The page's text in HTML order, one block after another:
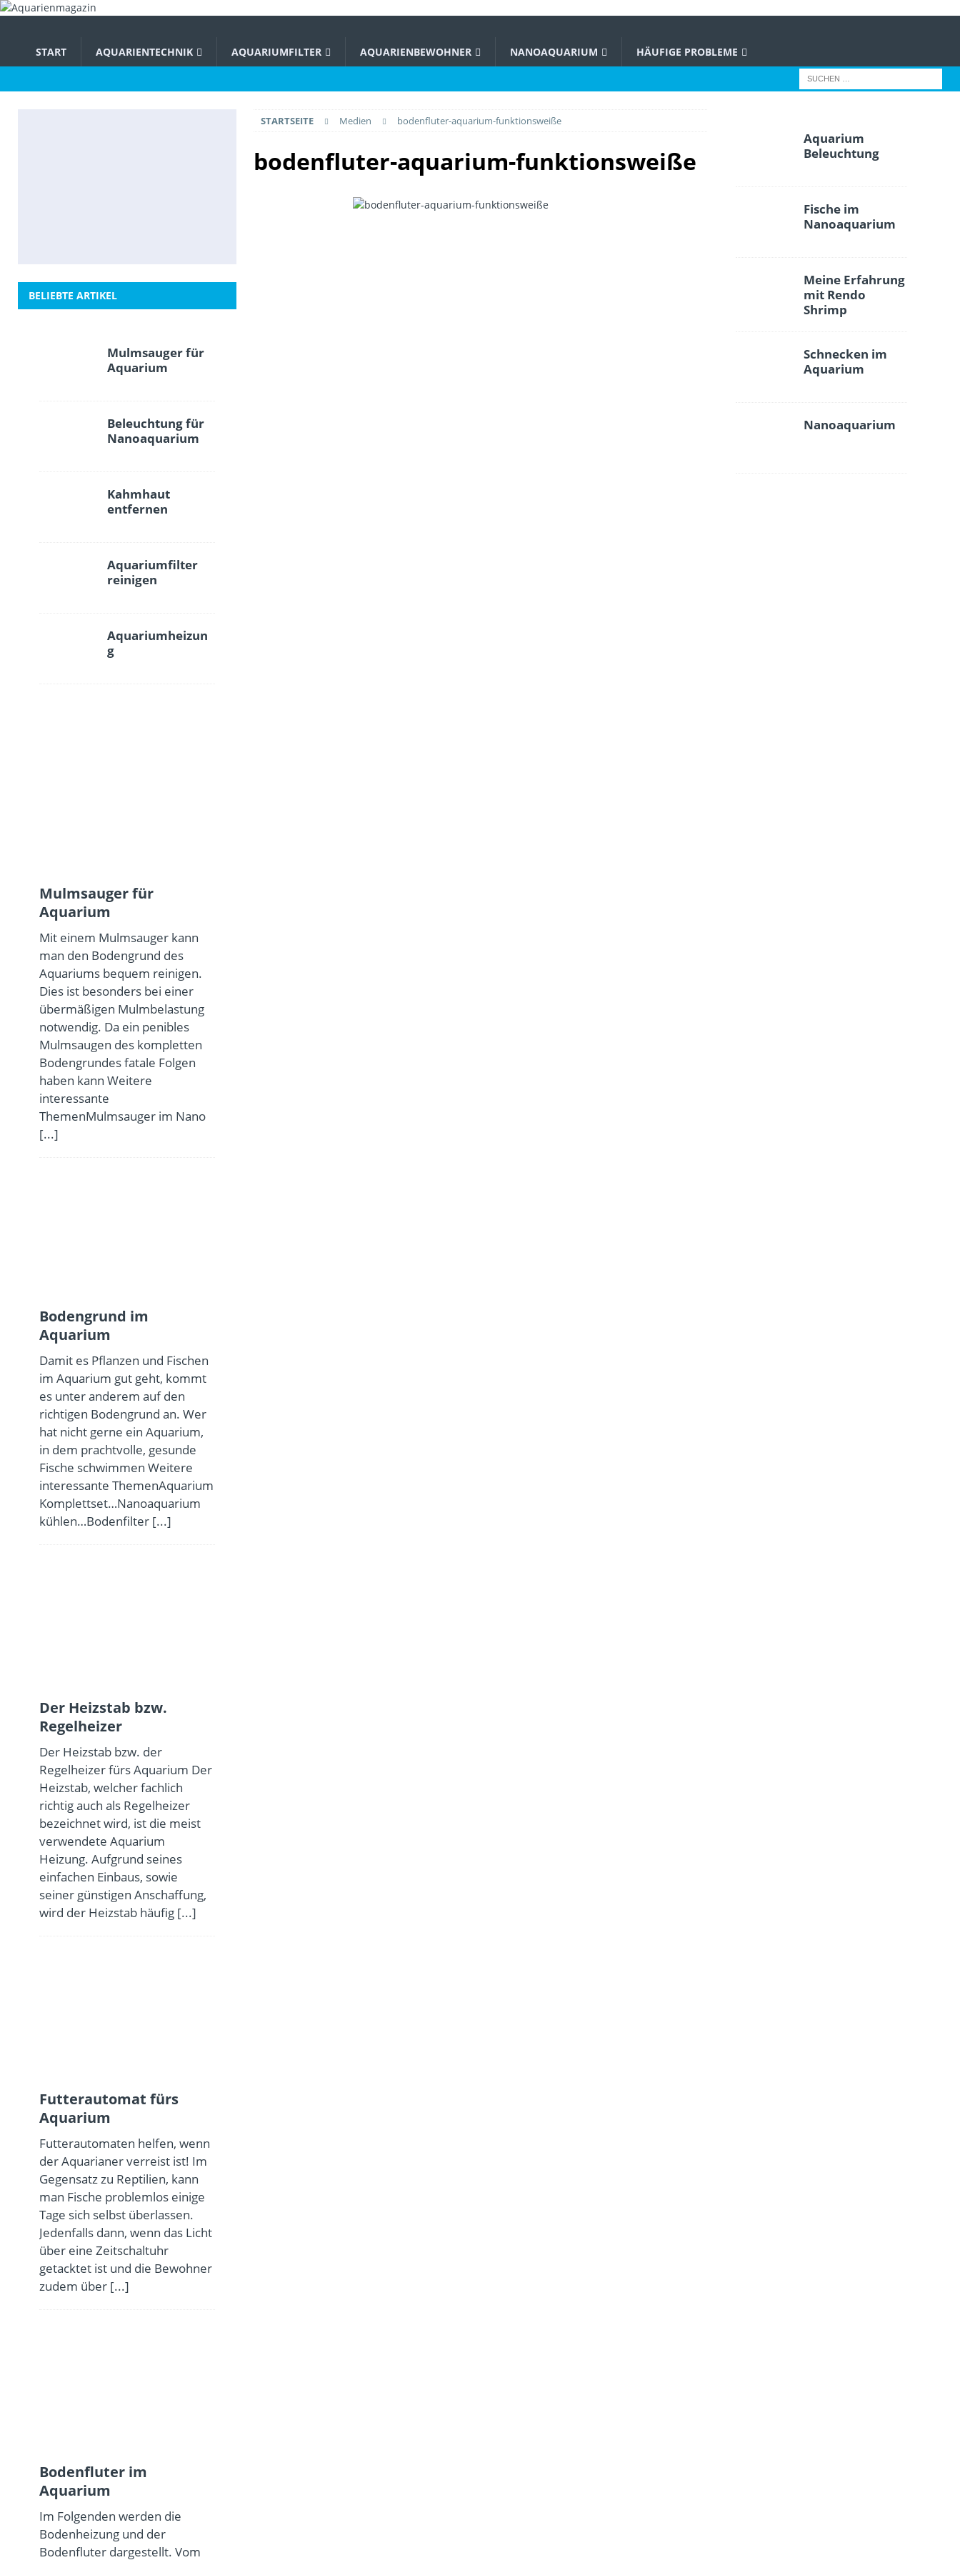
START AQUARIENTECHNIK AQUARIUMFILTER AQUARIENBEWOHNER NANOAQUARIUM HÄUFIGE PROBLEME
STARTSEITE Medien bodenfluter-aquarium-funktionsweiße
bodenfluter-aquarium-funktionsweiße
BELIEBTE ARTIKEL
Mulmsauger für
Aquarium
Beleuchtung für
Nanoaquarium
Kahmhaut
entfernen
Aquariumfilter
reinigen
Aquariumheizun
g
Mulmsauger für
Aquarium
Mit einem Mulmsauger kann
man den Bodengrund des
Aquariums bequem reinigen.
Dies ist besonders bei einer
übermäßigen Mulmbelastung
notwendig. Da ein penibles
Mulmsaugen des kompletten
Bodengrundes fatale Folgen
haben kann Weitere
interessante
ThemenMulmsauger im Nano
[...]
Bodengrund im
Aquarium
Damit es Pflanzen und Fischen
im Aquarium gut geht, kommt
es unter anderem auf den
richtigen Bodengrund an. Wer
hat nicht gerne ein Aquarium,
in dem prachtvolle, gesunde
Fische schwimmen Weitere
interessante ThemenAquarium
Komplettset…Nanoaquarium
kühlen…Bodenfilter [...]
Der Heizstab bzw.
Regelheizer
Der Heizstab bzw. der
Regelheizer fürs Aquarium Der
Heizstab, welcher fachlich
richtig auch als Regelheizer
bezeichnet wird, ist die meist
verwendete Aquarium
Heizung. Aufgrund seines
einfachen Einbaus, sowie
seiner günstigen Anschaffung,
wird der Heizstab häufig [...]
Futterautomat fürs
Aquarium
Futterautomaten helfen, wenn
der Aquarianer verreist ist! Im
Gegensatz zu Reptilien, kann
man Fische problemlos einige
Tage sich selbst überlassen.
Jedenfalls dann, wenn das Licht
über eine Zeitschaltuhr
getacktet ist und die Bewohner
zudem über [...]
Bodenfluter im
Aquarium
Im Folgenden werden die
Bodenheizung und der
Bodenfluter dargestellt. Vom
Aquarium
Beleuchtung
Fische im
Nanoaquarium
Meine Erfahrung
mit Rendo
Shrimp
Schnecken im
Aquarium
Nanoaquarium